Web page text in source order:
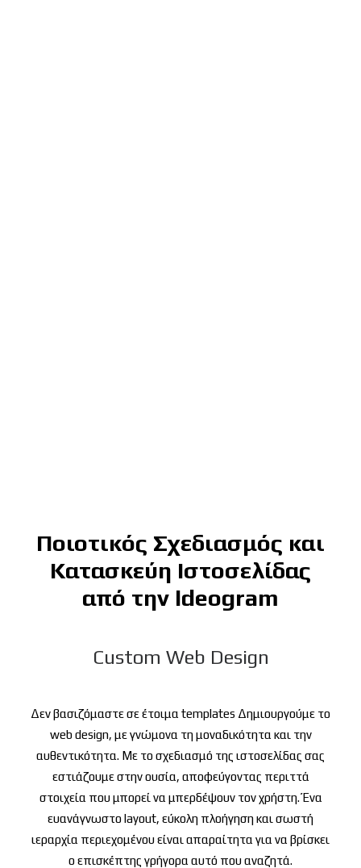
Ποιοτικός Σχεδιασμός και
Κατασκεύη Ιστοσελίδας
από την Ideogram
Custom Web Design
Δεν βασιζόμαστε σε έτοιμα templates Δημιουργούμε το
web design, με γνώμονα τη μοναδικότητα και την
αυθεντικότητα. Με το σχεδιασμό της ιστοσελίδας σας
εστιάζουμε στην ουσία, αποφεύγοντας περιττά
στοιχεία που μπορεί να μπερδέψουν τον χρήστη. Ένα
ευανάγνωστο layout, εύκολη πλοήγηση και σωστή
ιεραρχία περιεχομένου είναι απαραίτητα για να βρίσκει
ο επισκέπτης γρήγορα αυτό που αναζητά.